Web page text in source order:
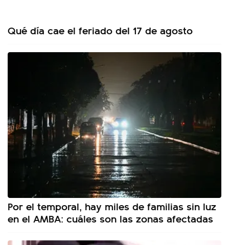
Qué día cae el feriado del 17 de agosto
Por el temporal, hay miles de familias sin luz
en el AMBA: cuáles son las zonas afectadas